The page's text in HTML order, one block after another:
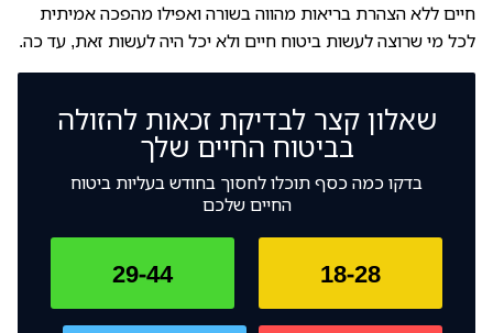
חיים ללא הצהרת בריאות מהווה בשורה ואפילו מהפכה אמיתית
לכל מי שרוצה לעשות ביטוח חיים ולא יכל היה לעשות זאת, עד כה.
שאלון קצר לבדיקת זכאות להזולה
בביטוח החיים שלך
בדקו כמה כסף תוכלו לחסוך בחודש בעליות ביטוח
החיים שלכם
18-28
29-44